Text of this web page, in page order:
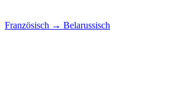
Französisch → Belarussisch